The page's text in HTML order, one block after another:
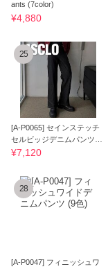
ants (7color)
¥4,880
25
[A-P0065] セインステッチ
セルビッジデニムパンツ (2
色)
¥7,120
28
[A-P0047] フィニッシュワ